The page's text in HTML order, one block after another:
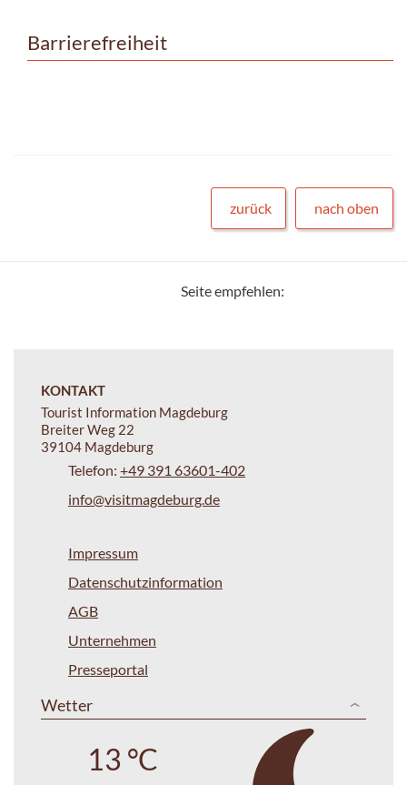
Barrierefreiheit
zurück nach oben
Seite empfehlen:
KONTAKT
Tourist Information Magdeburg
Breiter Weg 22
39104 Magdeburg
Telefon: +49 391 63601-402
info@visitmagdeburg.de
Impressum
Datenschutzinformation
AGB
Unternehmen
Presseportal
Wetter
13 °C